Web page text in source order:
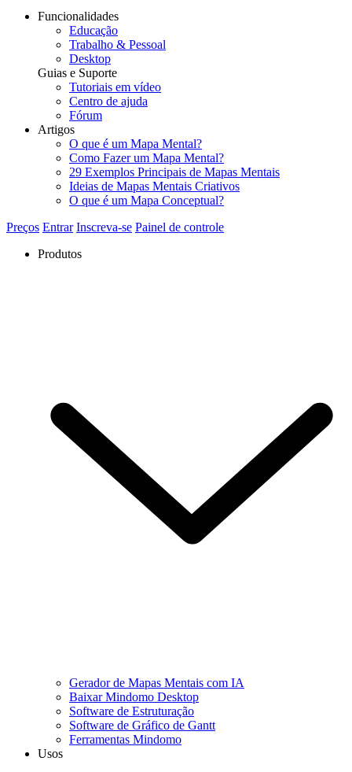
Funcionalidades
Educação
Trabalho & Pessoal
Desktop
Guias e Suporte
Tutoriais em vídeo
Centro de ajuda
Fórum
Artigos
O que é um Mapa Mental?
Como Fazer um Mapa Mental?
29 Exemplos Principais de Mapas Mentais
Ideias de Mapas Mentais Criativos
O que é um Mapa Conceptual?
Preços Entrar Inscreva-se Painel de controle
Produtos
Gerador de Mapas Mentais com IA
Baixar Mindomo Desktop
Software de Estruturação
Software de Gráfico de Gantt
Ferramentas Mindomo
Usos